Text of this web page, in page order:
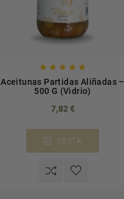
    
Aceitunas Partidas Aliñadas –
500 G (Vidrio)
7,82 €
CESTA